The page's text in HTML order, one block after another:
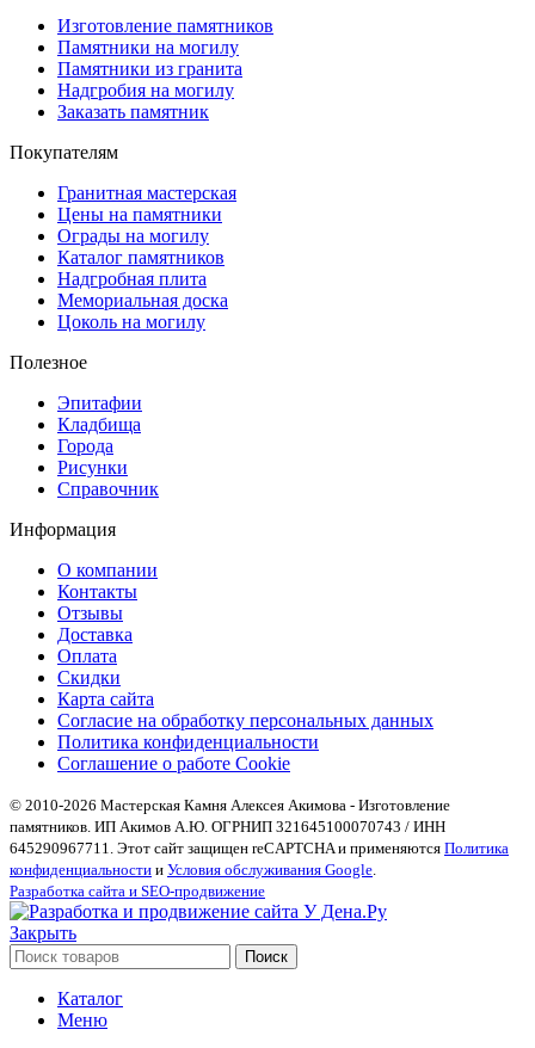
Изготовление памятников
Памятники на могилу
Памятники из гранита
Надгробия на могилу
Заказать памятник
Покупателям
Гранитная мастерская
Цены на памятники
Ограды на могилу
Каталог памятников
Надгробная плита
Мемориальная доска
Цоколь на могилу
Полезное
Эпитафии
Кладбища
Города
Рисунки
Справочник
Информация
О компании
Контакты
Отзывы
Доставка
Оплата
Скидки
Карта сайта
Согласие на обработку персональных данных
Политика конфиденциальности
Соглашение о работе Cookie
© 2010-2026 Мастерская Камня Алексея Акимова - Изготовление
памятников. ИП Акимов А.Ю. ОГРНИП 321645100070743 / ИНН
645290967711. Этот сайт защищен reCAPTCHA и применяются Политика
конфиденциальности и Условия обслуживания Google
Разработка сайта и SEO-продвижение
Закрыть
Поиск
Каталог
Меню